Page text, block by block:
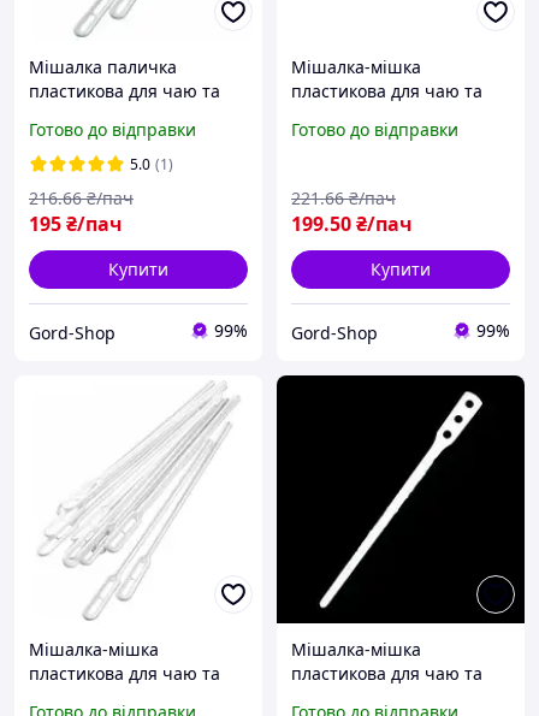
Мішалка паличка
пластикова для чаю та
одноразова для
розмішування гарячих
напоїв
Готово до відправки
5.0 (1)
195₴/пач
216.66 ₴/пач
Купити
Gord-Shop 99%
Мішалка-мішка
пластикова для чаю та
одноразова для
напоїв
Готово до відправки
199.50₴/пач
221.66 ₴/пач
Купити
Gord-Shop 99%
Мішалка-мішка
пластикова для чаю та
Мішалка-мішка
пластикова для чаю та